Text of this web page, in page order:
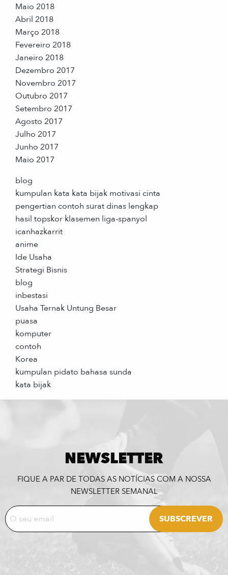
Maio 2018
Abril 2018
Março 2018
Fevereiro 2018
Janeiro 2018
Dezembro 2017
Novembro 2017
Outubro 2017
Setembro 2017
Agosto 2017
Julho 2017
Junho 2017
Maio 2017
blog
kumpulan kata kata bijak motivasi cinta
pengertian contoh surat dinas lengkap
hasil topskor klasemen liga-spanyol
icanhazkarrit
anime
Ide Usaha
Strategi Bisnis
blog
inbestasi
Usaha Ternak Untung Besar
puasa
komputer
contoh
Korea
kumpulan pidato bahasa sunda
kata bijak
NEWSLETTER
FIQUE A PAR DE TODAS AS NOTÍCIAS COM A NOSSA
NEWSLETTER SEMANAL